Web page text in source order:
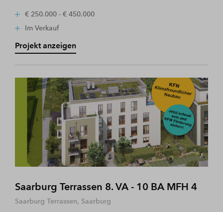
€ 250.000 - € 450.000
Im Verkauf
Projekt anzeigen
Saarburg Terrassen 8. VA - 10 BA MFH 4
Saarburg Terrassen, Saarburg